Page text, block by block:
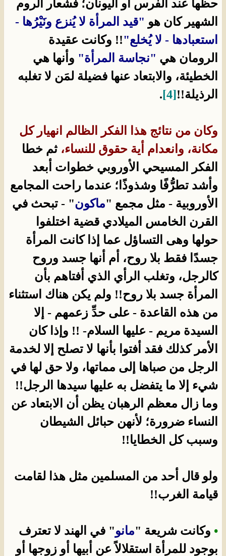
حظها عند الفرس أو اليونان؛ فشعار الروم
الشهير كان هو "قيد المرأة لا يُنزع ونَيْرُها -
استعبادها - لا يُخلع"!! وكانت عقيدة
الرومان هي "نجاسة المرأة" وأنها هي
الخطيئة، والابتعاد عنها فضيلة لمَن لا تغلبه
الرذيلة!![4]
.
وكان من نتائج هذا الفكر الظالم انهيار كل
مكانة، وانعدام أية حقوق للنساء، ثم خطا
الفكر المسيحي الأوروبي خطوات أبعد
وأشد تطرُّفًا وشذوذًا؛ عندما راحت المجامع
الأوروبية - مثل مجمع "ماكون" - تبحث في
القرن الخامس الميلادي قضية اختلفوا
حولها وهى التساؤل عما إذا كانت المرأة
جسدًا فقط بلا روح، أم أنها جسد وروح
كالرجل، وتغلب الرأي الذي أفتاهم بأن
المرأة جسد بلا روح!! ولم يكن هناك استثناء
من هذه القاعدة - على حدِّ زعمهم - إلا
السيدة مريم - عليها السلام- !! وإذا كان
الأمر كذلك فقد أفتوا بأنها لا تصلح إلا لخدمة
الرجل من صباها إلى مماتها، ولا حق لها في
شيء إلا ما يتفضل به عليها سيدها الرجل!!
وما زال معظم الرهبان يظن أن الابتعاد عن
النساء ضرورة؛ لأنهن حبائل الشيطان
وسبب كل الخطايا!!
ولو قال أحد من المسلمين مثل هذا لقامت
قيامة الغرب!!
• وكانت شريعة "مانو" في الهند لا تعترف
بوجود للمرأة استقلالاً عن أبيها أو زوجها أو